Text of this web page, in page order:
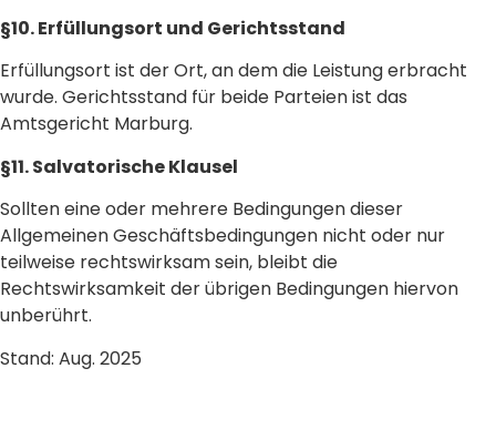
§10. Erfüllungsort und Gerichtsstand
Erfüllungsort ist der Ort, an dem die Leistung erbracht
wurde. Gerichtsstand für beide Parteien ist das
Amtsgericht Marburg.
§11. Salvatorische Klausel
Sollten eine oder mehrere Bedingungen dieser
Allgemeinen Geschäftsbedingungen nicht oder nur
teilweise rechtswirksam sein, bleibt die
Rechtswirksamkeit der übrigen Bedingungen hiervon
unberührt.
Stand: Aug. 2025